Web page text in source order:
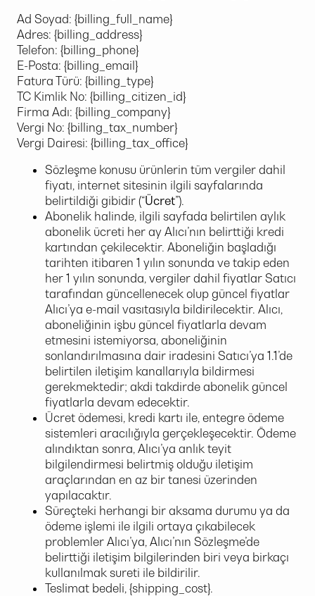
Ad Soyad: {billing_full_name}
Adres: {billing_address}
Telefon: {billing_phone}
E-Posta: {billing_email}
Fatura Türü: {billing_type}
TC Kimlik No: {billing_citizen_id}
Firma Adı: {billing_company}
Vergi No: {billing_tax_number}
Vergi Dairesi: {billing_tax_office}
Sözleşme konusu ürünlerin tüm vergiler dahil
fiyatı, internet sitesinin ilgili sayfalarında
belirtildiği gibidir (“Ücret”).
Abonelik halinde, ilgili sayfada belirtilen aylık
abonelik ücreti her ay Alıcı’nın belirttiği kredi
kartından çekilecektir. Aboneliğin başladığı
tarihten itibaren 1 yılın sonunda ve takip eden
her 1 yılın sonunda, vergiler dahil fiyatlar Satıcı
tarafından güncellenecek olup güncel fiyatlar
Alıcı’ya e-mail vasıtasıyla bildirilecektir. Alıcı,
aboneliğinin işbu güncel fiyatlarla devam
etmesini istemiyorsa, aboneliğinin
sonlandırılmasına dair iradesini Satıcı’ya 1.1’de
belirtilen iletişim kanallarıyla bildirmesi
gerekmektedir; akdi takdirde abonelik güncel
fiyatlarla devam edecektir.
Ücret ödemesi, kredi kartı ile, entegre ödeme
sistemleri aracılığıyla gerçekleşecektir. Ödeme
alındıktan sonra, Alıcı’ya anlık teyit
bilgilendirmesi belirtmiş olduğu iletişim
araçlarından en az bir tanesi üzerinden
yapılacaktır.
Süreçteki herhangi bir aksama durumu ya da
ödeme işlemi ile ilgili ortaya çıkabilecek
problemler Alıcı’ya, Alıcı’nın Sözleşme’de
belirttiği iletişim bilgilerinden biri veya birkaçı
kullanılmak sureti ile bildirilir.
Teslimat bedeli, {shipping_cost}.